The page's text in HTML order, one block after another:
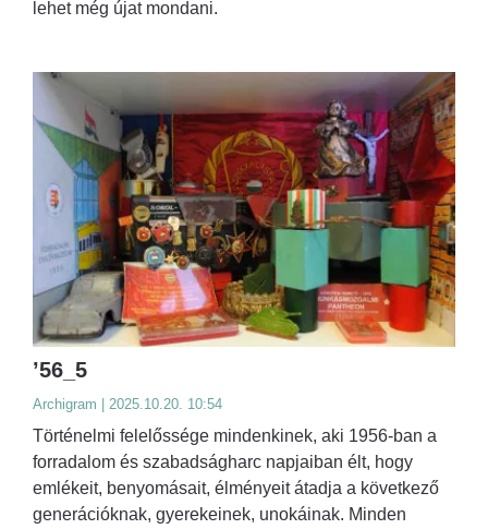
lehet még újat mondani.
’56_5
Archigram | 2025.10.20. 10:54
Történelmi felelőssége mindenkinek, aki 1956-ban a
forradalom és szabadságharc napjaiban élt, hogy
emlékeit, benyomásait, élményeit átadja a következő
generációknak, gyerekeinek, unokáinak. Minden